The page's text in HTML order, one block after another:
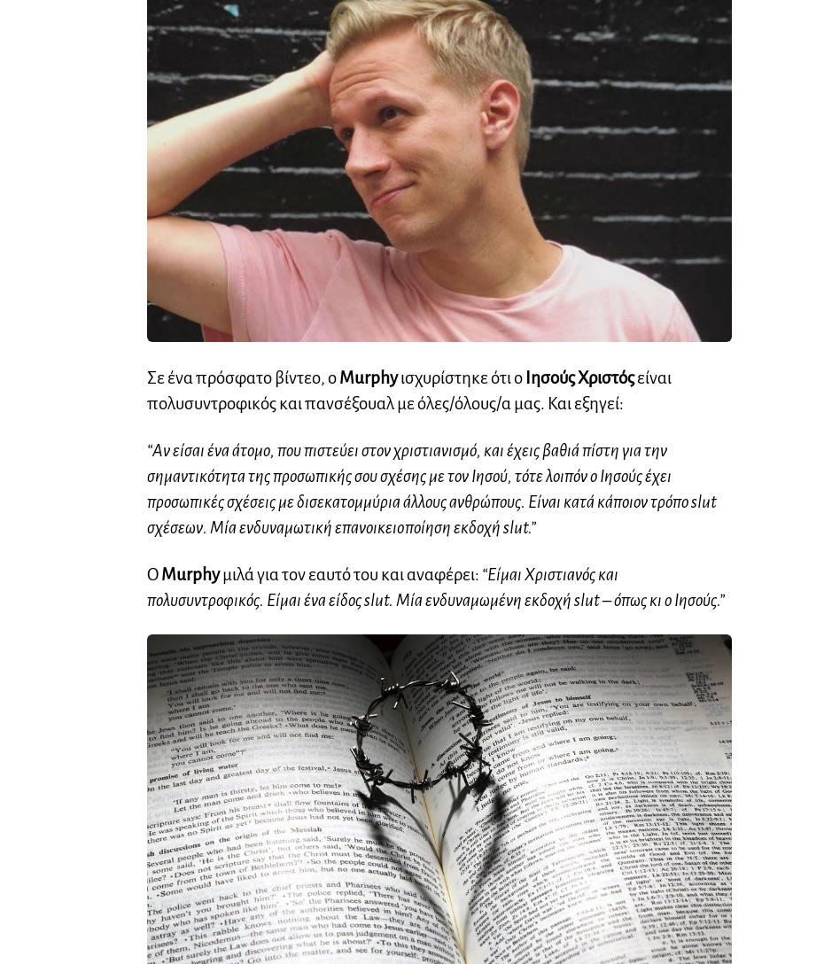
Σε ένα πρόσφατο βίντεο, οMurphyισχυρίστηκε ότι ο Ιησούς Χριστόςείναι
πολυσυντροφικός και πανσέξουαλ με όλες/όλους/α μας. Και εξηγεί:
“Αν είσαι ένα άτομο, που πιστεύει στον χριστιανισμό, και έχεις βαθιά πίστη για την
σημαντικότητα της προσωπικής σου σχέσης με τον Ιησού, τότε λοιπόν ο Ιησούς έχει
προσωπικές σχέσεις με δισεκατομμύρια άλλους ανθρώπους. Είναι κατά κάποιον τρόπο slut
σχέσεων. Μία ενδυναμωτική επανοικειoποίηση εκδοχή slut.”
ΟMurphyμιλά για τον εαυτό του και αναφέρει: “Είμαι Χριστιανός και
πολυσυντροφικός. Είμαι ένα είδος slut. Μία ενδυναμωμένη εκδοχή slut – όπως κι ο Ιησούς.”